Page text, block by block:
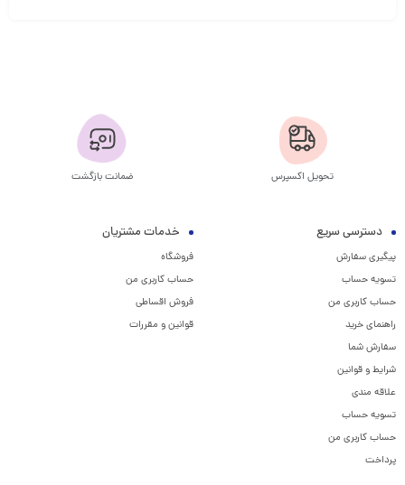
تحویل اکسپرس ضمانت بازگشت
دسترسی سریع
پیگیری سفارش
تسویه حساب
حساب کاربری من
راهنمای خرید
سفارش شما
شرایط و قوانین
علاقه مندی
تسویه حساب
حساب کاربری من
پرداخت
خدمات مشتریان
فروشگاه
حساب کاربری من
فروش اقساطی
قوانین و مقررات